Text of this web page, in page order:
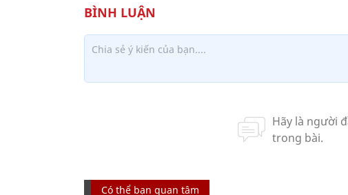
Có thể bạn quan tâm